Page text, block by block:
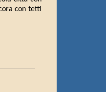
con tetti